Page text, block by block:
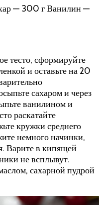
— 300 г Ванилин —
тесто, сформируйте
и оставьте на 20
сахаром и через
ванилином и
раскатайте
кружки среднего
немного начинки,
Варите в кипящей
не всплывут.
сахарной пудрой